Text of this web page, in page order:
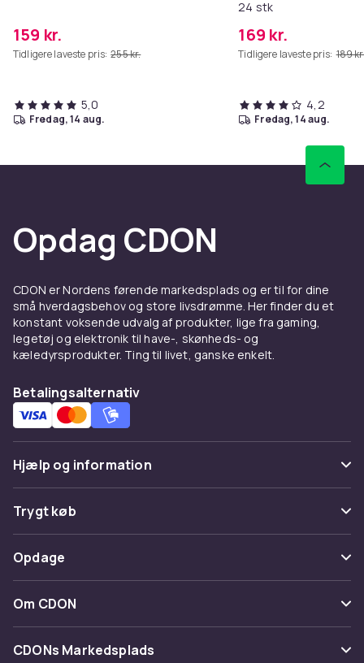
159 kr.
Tidligere laveste pris: 255 kr.
5,0
fredag, 14 aug.
24 stk
169 kr.
Tidligere laveste pris: 189
4,2
fredag, 14 aug.
Opdag CDON
CDON er Nordens førende markedsplads og er til for dine
små hverdagsbehov og store livsdrømme. Her finder du et
konstant voksende udvalg af produkter, lige fra gaming,
legetøj og elektronik til have-, skønheds- og
kæledyrsprodukter. Ting til livet, ganske enkelt.
Betalingsalternativ
Hjælp og information
Ofte stillede spørgsmål
Spor pakke
Fortryd & returner her
Kontakt os
Trygt køb
Betaling
Levering
Tilbagekaldelser
Opdage
Kategorier
Maerke
Om CDON
Om os
CDONs Markedsplads